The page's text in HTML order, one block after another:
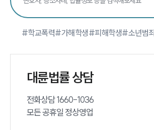
#학교폭력#가해학생#피해학생#소년범죄
대륜법률 상담
전화상담 1660-1036
모든 공휴일 정상영업